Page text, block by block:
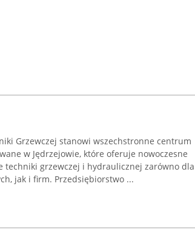
Grzewczej stanowi wszechstronne centrum
w Jędrzejowie, które oferuje nowoczesne
techniki grzewczej i hydraulicznej zarówno dla
jak i firm. Przedsiębiorstwo ...